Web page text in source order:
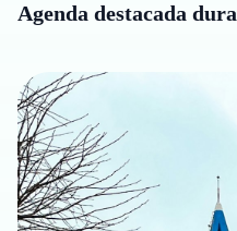
Agenda destacada